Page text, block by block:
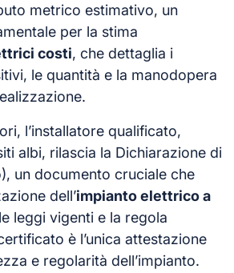
metrico estimativo, un
per la stima
costi, che dettaglia i
le quantità e la manodopera
l’installatore qualificato,
albi, rilascia la Dichiarazione di
un documento cruciale che
dell’impianto elettrico a
leggi vigenti e la regola
è l’unica attestazione
e regolarità dell’impianto.